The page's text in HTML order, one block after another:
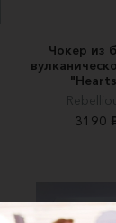
Чокер из
3190